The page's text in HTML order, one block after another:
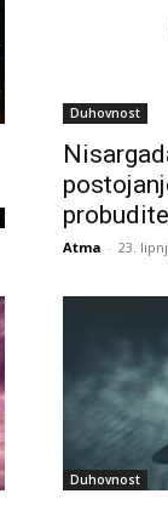
Duhovnost
Atma - 23.
Duhovnost